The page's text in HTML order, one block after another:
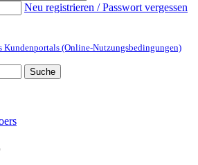
Neu registrieren / Passwort vergessen
Kundenportals (Online-Nutzungsbedingungen)
Suche